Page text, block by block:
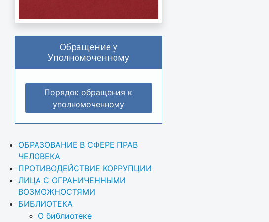
Обращение у
Уполномоченному
Порядок обращения к
уполномоченному
ОБРАЗОВАНИЕ В СФЕРЕ ПРАВ
ЧЕЛОВЕКА
ПРОТИВОДЕЙСТВИЕ КОРРУПЦИИ
ЛИЦА С ОГРАНИЧЕННЫМИ
ВОЗМОЖНОСТЯМИ
БИБЛИОТЕКА
О библиотеке